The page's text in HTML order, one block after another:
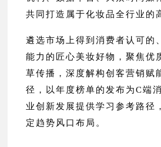
共同打造属于化妆品全行业的
遴选市场上得到消费者认可的
能力的匠心美妆好物，聚焦优
草传播，深度解构创客营销赋
径，以年度榜单的发布为C端
业创新发展提供学习参考路径
定趋势风口布局。